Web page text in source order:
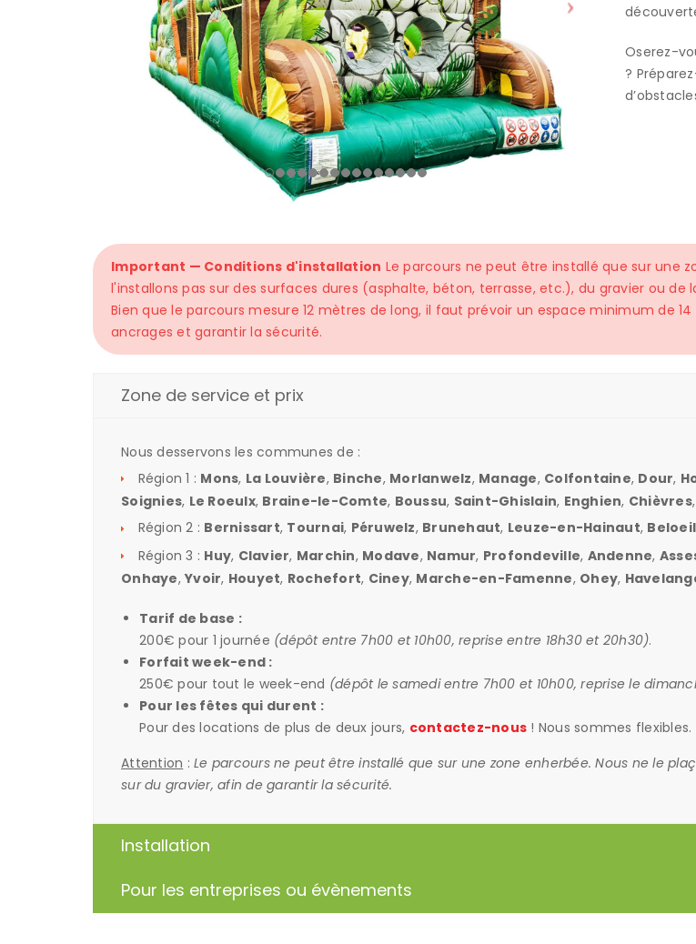
Oserez-
?
Important — Conditions d'installation Le parcours ne peut être installé que sur une
l'installons pas sur des surfaces dures (asphalte, béton, terrasse, etc.), du gravier ou
Bien que le parcours mesure 12 mètres de long, il faut prévoir un espace minimum de
ancrages et garantir la sécurité.
Zone de service et prix
Nous desservons les communes de :
Région 1 : Mons, La Louvière, Binche, Morlanwelz, Manage, Colfontaine, Dour,
Soignies, Le Roeulx, Braine-le-Comte, Boussu, Saint-Ghislain, Enghien, Chièvres,
Région 2 : Bernissart, Tournai, Péruwelz, Brunehaut, Leuze-en-Hainaut, Beloeil
Région 3 : Huy, Clavier, Marchin, Modave, Namur, Profondeville, Andenne,
Onhaye,Yvoir, Houyet, Rochefort, Ciney, Marche-en-Famenne, Ohey,
Tarif de base :
200€ pour 1 journée (dépôt entre 7h00 et 10h00, reprise entre 18h30 et 20h30).
Forfait week-end :
250€ pour tout le week-end (dépôt le samedi entre 7h00 et 10h00, reprise le
Pour les fêtes qui durent :
Pour des locations de plus de deux jours, contactez-nous ! Nous sommes flexibles.
Attention : Le parcours ne peut être installé que sur une zone enherbée. Nous ne le
sur du gravier, afin de garantir la sécurité.
Installation
Pour les entreprises ou évènements